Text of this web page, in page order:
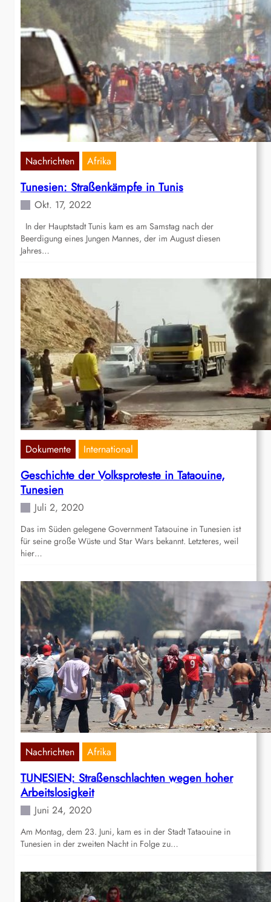
Nachrichten Afrika
Tunesien: Straßenkämpfe in Tunis
Okt. 17, 2022
In der Hauptstadt Tunis kam es am Samstag nach der
Beerdigung eines Jungen Mannes, der im August diesen
Jahres…
Dokumente International
Geschichte der Volksproteste in Tataouine,
Tunesien
Juli 2, 2020
Das im Süden gelegene Government Tataouine in Tunesien ist
für seine große Wüste und Star Wars bekannt. Letzteres, weil
hier…
Nachrichten Afrika
TUNESIEN: Straßenschlachten wegen hoher
Arbeitslosigkeit
Juni 24, 2020
Am Montag, dem 23. Juni, kam es in der Stadt Tataouine in
Tunesien in der zweiten Nacht in Folge zu…